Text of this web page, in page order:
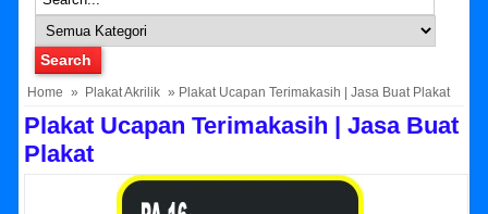
Home » Plakat Akrilik » Plakat Ucapan Terimakasih | Jasa Buat Plakat
Plakat Ucapan Terimakasih | Jasa Buat
Plakat